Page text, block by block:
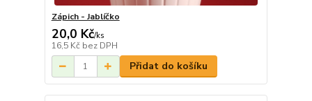
Zápich - Jablíčko
20,0 Kč/ks
16,5 Kč bez DPH
Přidat do košíku